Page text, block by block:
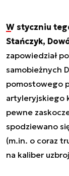
W styczniu
Stańczyk,
zapowiedział
samobieżnych
pomostowego
artyleryjskiego
pewne
spodziewano
(m.in. o coraz
na kaliber